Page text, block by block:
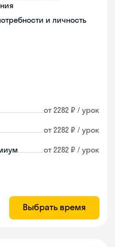
и личность
от 2282 ₽ / урок
от 2282 ₽ / урок
от 2282 ₽ / урок
Выбрать время